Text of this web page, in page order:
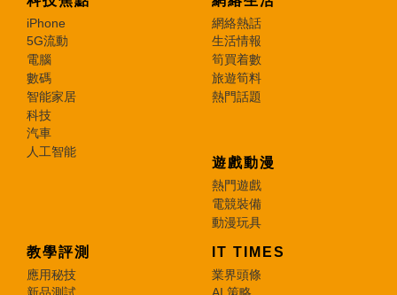
iPhone
5G流動
電腦
數碼
智能家居
科技
汽車
人工智能
網絡熱話
生活情報
筍買着數
旅遊筍料
熱門話題
遊戲動漫
熱門遊戲
電競裝備
動漫玩具
教學評測
應用秘技
IT TIMES
業界頭條